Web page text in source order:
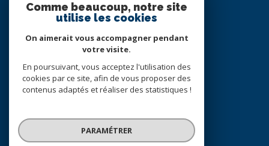
Réalisé par
Comme beaucoup, notre site
utilise les cookies
On aimerait vous accompagner pendant
votre visite.
En poursuivant, vous acceptez l'utilisation des
cookies par ce site, afin de vous proposer des
contenus adaptés et réaliser des statistiques !
PARAMÉTRER